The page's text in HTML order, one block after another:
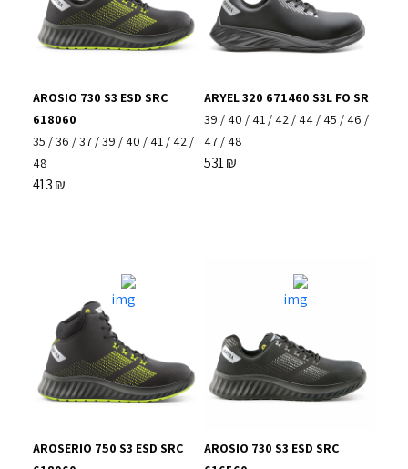
ARYEL 320 671460 S3L FO SR
39 / 40 / 41 / 42 / 44 / 45 / 46 /
47 / 48
531₪
AROSIO 730 S3 ESD SRC
618060
35 /36 /37/39 / 40 / 41/ 42/
48
413₪
AROSIO 730 S3 ESD SRC
AROSERIO 750 S3 ESD SRC